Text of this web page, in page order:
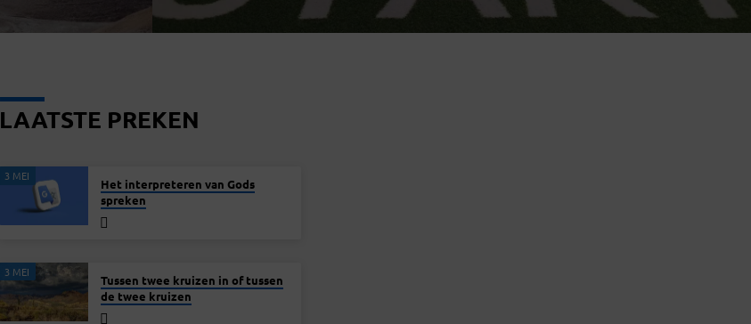
LAATSTE PREKEN
3 MEI
Het interpreteren van Gods
spreken
3 MEI
Tussen twee kruizen in of tussen
de twee kruizen